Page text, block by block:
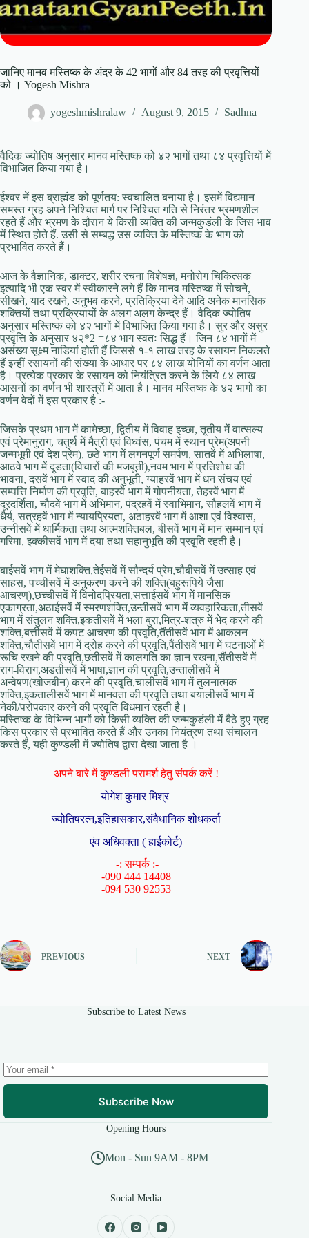
जानिए मानव मस्तिष्क के अंदर के 42 भागों और 84 तरह की प्रवृत्तियों
को । Yogesh Mishra
yogeshmishralaw August 9, 2015 Sadhna
वैदिक ज्योतिष अनुसार मानव मस्तिष्क को ४२ भागों तथा ८४ प्रवृत्तियों में
विभाजित किया गया है।
ईश्वर नें इस ब्राह्मंड को पूर्णतय: स्वचालित बनाया है। इसमें विद्यमान
समस्त ग्रह अपने निश्चित मार्ग पर निश्चित गति से निरंतर भ्रमणशील
रहते हैं और भ्रमण के दौरान ये किसी व्यक्ति की जन्मकुडंली के जिस भाव
में स्थित होते हैं. उसी से सम्बद्ध उस व्यक्ति के मस्तिष्क के भाग को
प्रभावित करते हैं।
आज के वैज्ञानिक, डाक्टर, शरीर रचना विशेषज्ञ, मनोरोग चिकित्सक
इत्यादि भी एक स्वर में स्वीकारने लगे हैं कि मानव मस्तिष्क में सोचने,
सीखने, याद रखने, अनुभव करने, प्रतिक्रिया देने आदि अनेक मानसिक
शक्तियों तथा प्रक्रियायों के अलग अलग केन्द्र हैं। वैदिक ज्योतिष
अनुसार मस्तिष्क को ४२ भागों में विभाजित किया गया है। सुर और असुर
प्रवृत्ति के अनुसार ४२*2 =८४ भाग स्वतः सिद्ध हैं। जिन ८४ भागों में
असंख्य सूक्ष्म नाडियां होती हैं जिससे १-१ लाख तरह के रसायन निकलते
हैं इन्हीं रसायनों की संख्या के आधार पर ८४ लाख योनियों का वर्णन आता
है। प्रत्येक प्रकार के रसायन को नियंत्रित करने के लिये ८४ लाख
आसनों का वर्णन भी शास्त्रों में आता है। मानव मस्तिष्क के ४२ भागों का
वर्णन वेदों में इस प्रकार है :-
जिसके प्रथम भाग में कामेच्छा, द्वितीय में विवाह इच्छा, तृ्तीय में वात्सल्य
एवं प्रेमानुराग, चतुर्थ में मैत्री एवं विध्वंस, पंचम में स्थान प्रेम(अपनी
जन्मभूमी एवं देश प्रेम), छठे भाग में लगनपूर्ण समर्पण, सातवें में अभिलाषा,
आठवे भाग में दृ्डता(विचारों की मजबूती),नवम भाग में प्रतिशोध की
भावना, दसवें भाग में स्वाद की अनुभूती, ग्याहरवें भाग में धन संचय एवं
सम्पत्ति निर्माण की प्रवृ्ति, बाहरवें भाग में गोपनीयता, तेहरवें भाग में
दूरदर्शिता, चौदवें भाग में अभिमान, पंद्रहवें में स्वाभिमान, सौहलवें भाग में
धैर्य, सत्रहवें भाग में न्यायप्रियता, अठाहरवें भाग में आशा एवं विश्वास,
उन्नीसवें में धार्मिकता तथा आत्मशक्तिबल, बीसवें भाग में मान सम्मान एवं
गरिमा, इक्कीसवें भाग में दया तथा सहानुभूति की प्रवृ्ति रहती है।
बाईसवें भाग में मेघाशक्ति,तेईसवें में सौन्दर्य प्रेम,चौबीसवें में उत्साह एवं
साहस, पच्चीसवें में अनुकरण करने की शक्ति(बहुरूपिये जैसा
आचरण्),छच्चीसवें में विनोदप्रियता,सत्ताईसवें भाग में मानसिक
एकाग्रता,अठाईसवें में स्मरणशक्ति,उन्तीसवें भाग में व्यवहारिकता,तीसवें
भाग में संतुलन शक्ति,इकतीसवें में भला बुरा,मित्र-शत्रु में भेद करने की
शक्ति,बत्तीसवें में कपट आचरण की प्रवृ्ति,तैंतीसवें भाग में आकलन
शक्ति,चौतीसवें भाग में द्रोह करने की प्रवृ्ति,पैंतीसवें भाग में घटनाओं में
रूचि रखने की प्रवृ्ति,छतीसवें में कालगति का ज्ञान रखना,सैंतीसवें में
राग-विराग,अडतीसवें में भाषा,ज्ञान की प्रवृ्ति,उन्तालीसवें में
अन्वेषण(खोजबीन) करने की प्रवृ्ति,चालीसवें भाग में तुलनात्मक
शक्ति,इकतालीसवें भाग में मानवता की प्रवृ्ति तथा बयालीसवें भाग में
नेकी/परोपकार करने की प्रवृ्ति विधमान रहती है।
मस्तिष्क के विभिन्न भागों को किसी व्यक्ति की जन्मकुडंली में बैठे हुए ग्रह
किस प्रकार से प्रभावित करते हैं और उनका नियंत्रण तथा संचालन
करते हैं, यही कुण्डली में ज्योतिष द्वारा देखा जाता है ।
अपने बारे में कुण्डली परामर्श हेतु संपर्क करें !
योगेश कुमार मिश्र
ज्योतिषरत्न,इतिहासकार,संवैधानिक शोधकर्ता
एंव अधिवक्ता ( हाईकोर्ट)
-: सम्पर्क :-
-090 444 14408
-094 530 92553
PREVIOUS NEXT
Subscribe to Latest News
Subscribe Now
Opening Hours
Mon - Sun 9AM - 8PM
Social Media